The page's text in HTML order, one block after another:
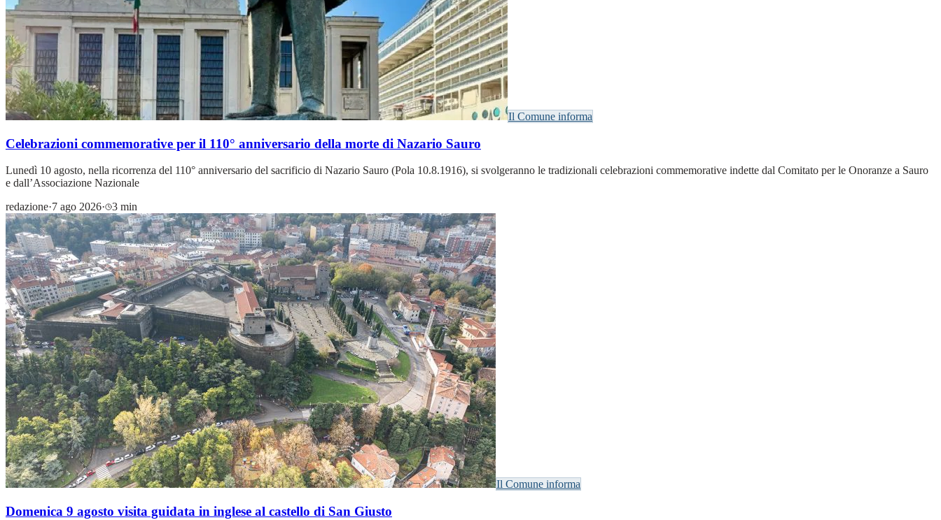
Il Comune informa
Celebrazioni commemorative per il 110° anniversario della morte di Nazario Sauro
Lunedì 10 agosto, nella ricorrenza del 110° anniversario del sacrificio di Nazario Sauro (Pola 10.8.1916), si svolgeranno le tradizionali celebrazioni commemorative indette dal Comitato per le Onoranze a Sauro
e dall’Associazione Nazionale
redazione·7 ago 2026· 3 min
Il Comune informa
Domenica 9 agosto visita guidata in inglese al castello di San Giusto